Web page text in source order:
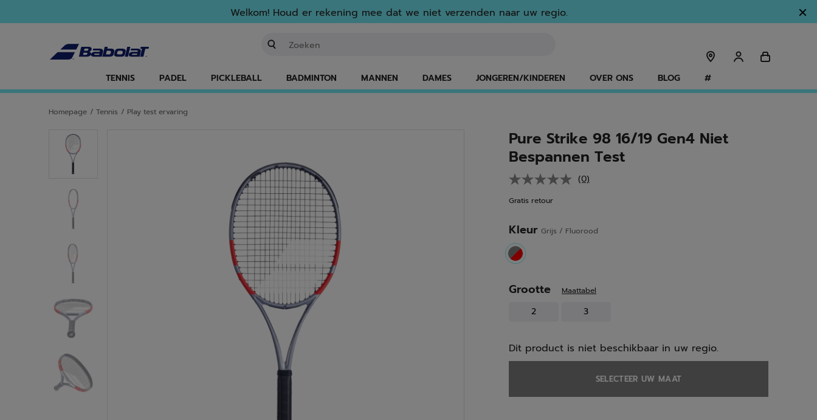
Welkom! Houd er rekening mee dat we niet verzenden naar uw regio.
TENNIS PADEL PICKLEBALL BADMINTON MANNEN DAMES JONGEREN/KINDEREN OVER ONS BLOG #
Homepage / Tennis / Play test ervaring
Pure Strike 98 16/19 Gen4 Niet
Bespannen Test
Geen
(0)
Gratis retour
Kleur Grijs / Fluorood
selected
Grootte Maattabel
2 3
Dit product is niet beschikbaar in uw regio.
SELECTEER UW MAAT